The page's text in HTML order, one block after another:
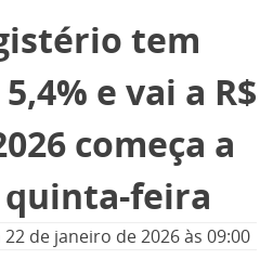
tem
e vai a R$
começa a
feira
22 de janeiro de 2026às 09:00